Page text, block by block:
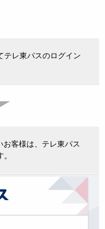
テレ東パスのログイン
客様は、テレ東パス